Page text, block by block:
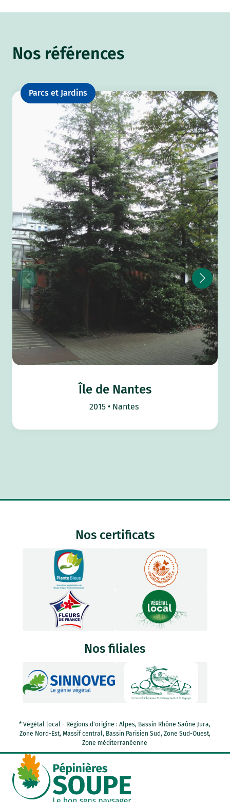
Nos références
Parcs et Jardins
Île de Nantes
2015 Nantes
Nos certificats
Nos filiales
* Végétal local - Régions d'origine : Alpes, Bassin Rhône Saône Jura,
Zone Nord-Est, Massif central, Bassin Parisien Sud, Zone Sud-Ouest,
Zone méditerranéenne